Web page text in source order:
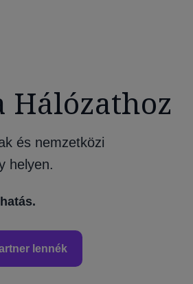
Hálózathoz
és nemzetközi
helyen.
lennék